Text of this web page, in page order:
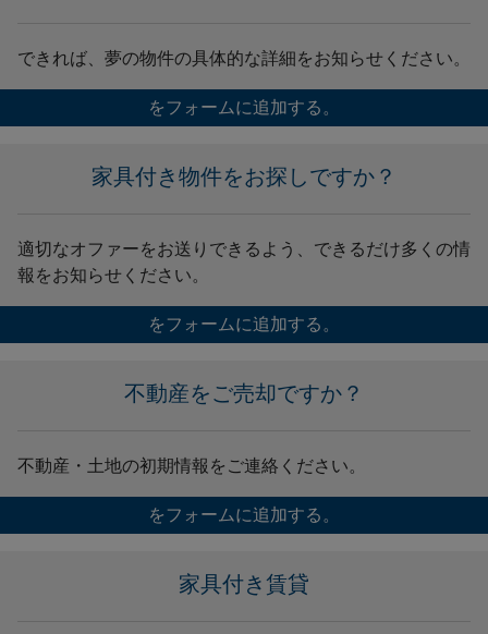
できれば、夢の物件の具体的な詳細をお知らせください。
をフォームに追加する。
家具付き物件をお探しですか？
適切なオファーをお送りできるよう、できるだけ多くの情
報をお知らせください。
をフォームに追加する。
不動産をご売却ですか？
不動産・土地の初期情報をご連絡ください。
をフォームに追加する。
家具付き賃貸